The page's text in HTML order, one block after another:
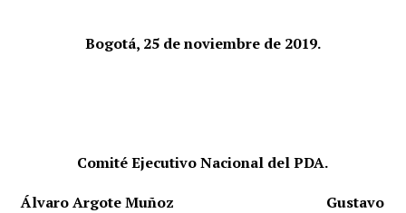
Bogotá, 25 de noviembre de 2019.
Comité Ejecutivo Nacional del PDA.
Álvaro Argote Muñoz
Gustavo